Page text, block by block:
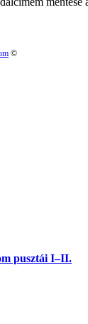
©
pusztái I–II.